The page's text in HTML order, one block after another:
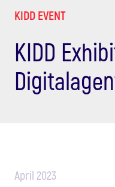
KIDD EVENT
KIDD
April 2023